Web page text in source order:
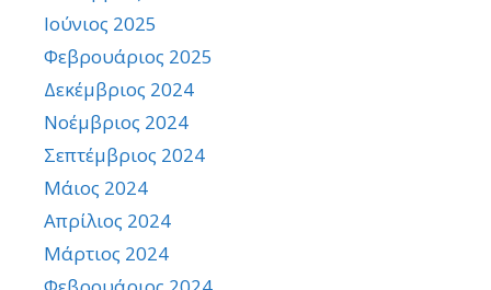
Ιούνιος 2025
Φεβρουάριος 2025
Δεκέμβριος 2024
Νοέμβριος 2024
Σεπτέμβριος 2024
Μάιος 2024
Απρίλιος 2024
Μάρτιος 2024